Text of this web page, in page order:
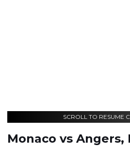
SCROLL TO RESUME
Monaco vs Angers,